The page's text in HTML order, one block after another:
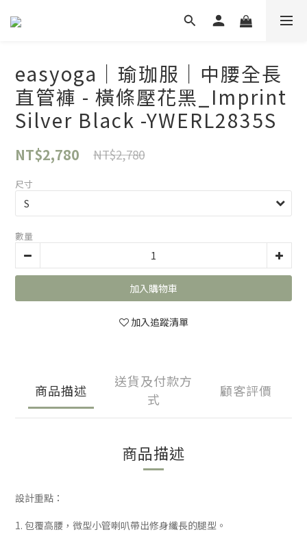
easyoga｜瑜珈服｜中腰全長
直管褲 - 橫條壓花黑_Imprint
Silver Black -YWERL2835S
NT$2,780 NT$2,780
尺寸
數量
加入購物車
加入追蹤清單
商品描述
送貨及付款方
式
顧客評價
商品描述
設計重點：
1. 包覆高腰，微型小管喇叭帶出修身纖長的腿型。